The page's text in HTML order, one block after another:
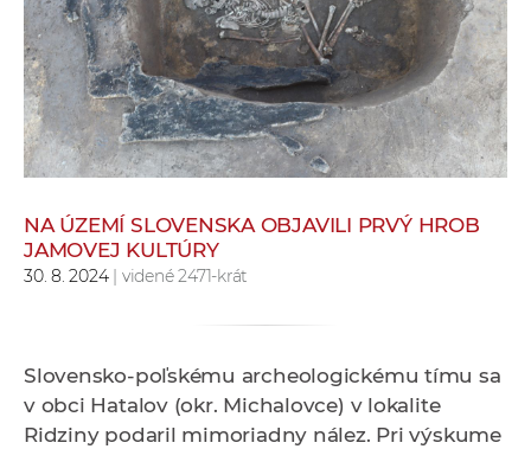
v
p
r
a
c
v
a
h
NA ÚZEMÍ SLOVENSKA OBJAVILI PRVÝ HROB
JAMOVEJ KULTÚRY
30. 8. 2024| videné 2471-krát
Slovensko-poľskému archeologickému tímu sa
v obci Hatalov (okr. Michalovce) v lokalite
Ridziny podaril mimoriadny nález. Pri výskume